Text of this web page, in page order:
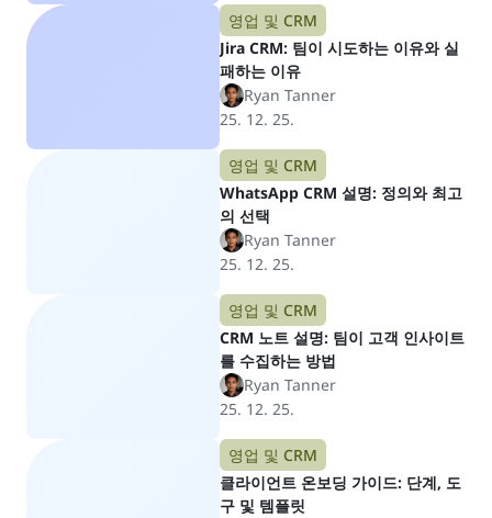
영업 및 CRM
Jira CRM: 팀이 시도하는 이유와 실
패하는 이유
Ryan Tanner
25. 12. 25.
영업 및 CRM
WhatsApp CRM 설명: 정의와 최고
의 선택
Ryan Tanner
25. 12. 25.
영업 및 CRM
CRM 노트 설명: 팀이 고객 인사이트
를 수집하는 방법
Ryan Tanner
25. 12. 25.
영업 및 CRM
클라이언트 온보딩 가이드: 단계, 도
구 및 템플릿